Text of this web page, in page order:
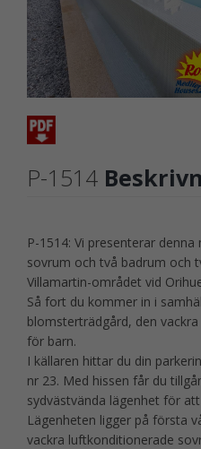
P-1514
P-1514: Vi presenterar
sovrum och två badrum och
Villamartin-området vid
Så fort du kommer in i
blomsterträdgård, den
för barn.
I källaren hittar du din
nr 23. Med hissen får du
sydvästvända lägenhet för
Lägenheten ligger på första
vackra luftkonditionerade